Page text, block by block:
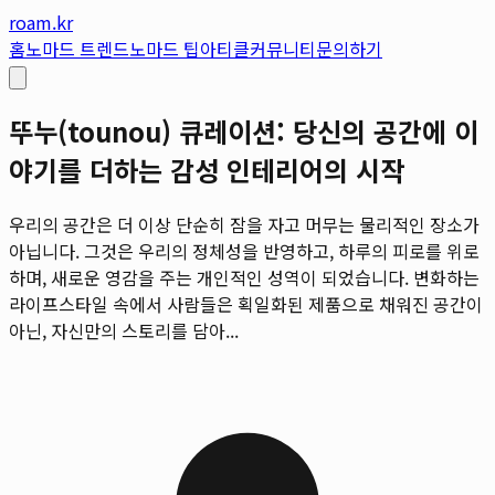
roam.kr
홈노마드 트렌드노마드 팁아티클커뮤니티문의하기
뚜누(tounou) 큐레이션: 당신의 공간에 이
야기를 더하는 감성 인테리어의 시작
우리의 공간은 더 이상 단순히 잠을 자고 머무는 물리적인 장소가
아닙니다. 그것은 우리의 정체성을 반영하고, 하루의 피로를 위로
하며, 새로운 영감을 주는 개인적인 성역이 되었습니다. 변화하는
라이프스타일 속에서 사람들은 획일화된 제품으로 채워진 공간이
아닌, 자신만의 스토리를 담아...